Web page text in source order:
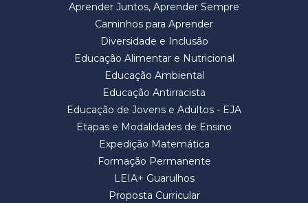
Aprender Juntos, Aprender Sempre
Caminhos para Aprender
Diversidade e Inclusão
Educação Alimentar e Nutricional
Educação Ambiental
Educação Antirracista
Educação de Jovens e Adultos - EJA
Etapas e Modalidades de Ensino
Expedição Matemática
Formação Permanente
LEIA+ Guarulhos
Proposta Curricular